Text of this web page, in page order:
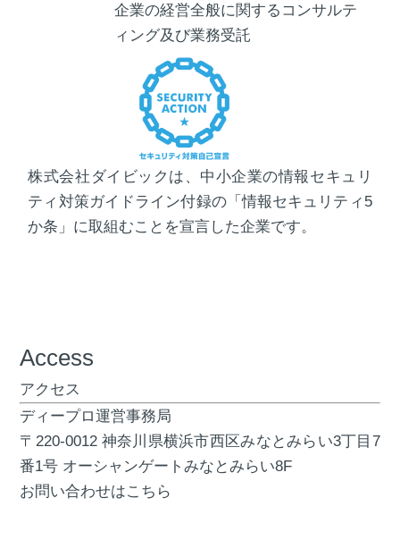
企業の経営全般に関するコンサルテ
ィング及び業務受託
株式会社ダイビックは、中小企業の情報セキュリ
ティ対策ガイドライン付録の「情報セキュリティ5
か条」に取組むことを宣言した企業です。
Access
アクセス
ディープロ運営事務局
〒220-0012 神奈川県横浜市西区みなとみらい3丁目7
番1号 オーシャンゲートみなとみらい8F
お問い合わせはこちら